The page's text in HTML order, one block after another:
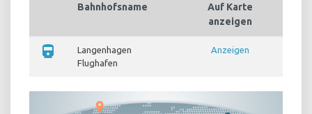
Bahnhofsname
Auf Karte
anzeigen
directions_train
Langenhagen
Flughafen
Anzeigen